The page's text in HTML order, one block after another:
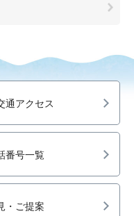
通アクセス
番号一覧
・ご提案